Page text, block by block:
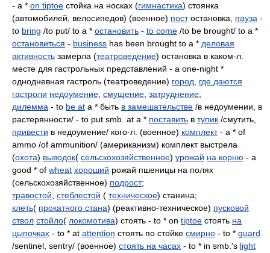
- a * on tiptoe стойка на носках (гимнастика) стоянка
(автомобилей, велосипедов) (военное) постостановка, пауза -
to bring /to put/ to a * остановить - to come /to be brought/ to a *
остановиться - business has been brought to a * деловая
активность замерла (театроведение) остановка в каком-л.
месте для гастрольных представлений - a one-night *
однодневная гастроль (театроведение) город
где даются
гастроли недоумение смущение затруднение;
дилемма - to be at a * быть в замешательстве /в недоумении, в
растерянности/ - to put smb. at a * поставить в тупик /смутить,
привести в недоумение/ кого-л. (военное) комплект- a * of
ammo /of ammunition/ (американизм) комплект выстрела
(охота) выводок( сельскохозяйственное) урожай на корню - a
good * of wheat хороший рожай пшеницы на полях
(сельскохозяйственное) подрост;
травостой стеблестой ( техническое) станина;
клеть( прокатного стана) (реактивно-техническое) пусковой
ствол стойло( локомотива) стоять - to * on tiptoe стоять на
цыпочках - to * at attention стоять по стойке смирно - to * guard
/sentinel, sentry/ (военное) стоять на часах - to * in smb.'s light